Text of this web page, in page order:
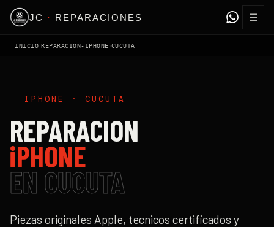
JC · REPARACIONES ☰
INICIO REPARACION-IPHONE CUCUTA
IPHONE · CUCUTA
REPARACION
iPHONE
EN CUCUTA
Piezas originales Apple, tecnicos certificados y